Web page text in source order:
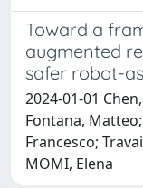
Toward a
augmented
safer robot-
2024-01-01
Fontana,
Francesco;
MOMI, Elena